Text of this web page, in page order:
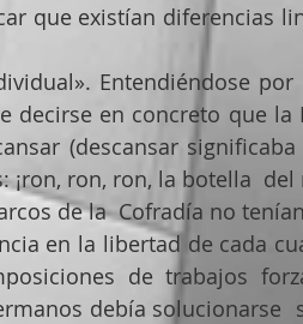
que existían diferencias
Entendiéndose
decirse en concreto que la
(descansar
¡ron, ron, ron, la botella
de la  Cofradía no
en la libertad de cada
de trabajos
debía solucionarse